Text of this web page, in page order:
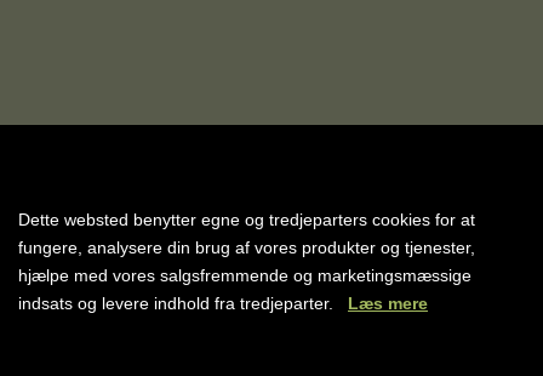
Sharm el Sheikh
LÆS MERE
Dette websted benytter egne og tredjeparters cookies for at
fungere, analysere din brug af vores produkter og tjenester,
hjælpe med vores salgsfremmende og marketingsmæssige
indsats og levere indhold fra tredjeparter. Læs mere